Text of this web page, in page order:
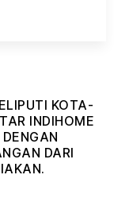
KOTA-
INDIHOME
DARI